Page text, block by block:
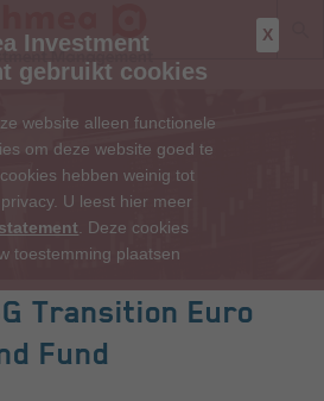
Investment
gebruikt cookies
website alleen functionele
om deze website goed te
hebben weinig tot
U leest hier meer
. Deze cookies
toestemming plaatsen
X
Transition Euro
Fund